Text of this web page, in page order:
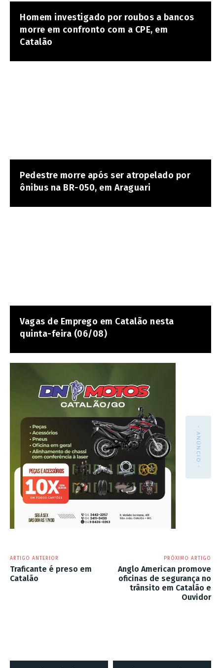
Homem investigado por roubos a bancos
morre em confronto com a CPE, em
Catalão
Pedestre morre após ser atropelado por
ônibus na BR-050, em Araguari
Vagas de Emprego em Catalão nesta
quinta-feira (06/08)
- ANÚNCIO -
ARTIGO ANTERIOR
Traficante é preso em
Catalão
PRÓXIMO ARTIGO
Anglo American promove
oficinas de segurança no
trânsito em Catalão e
Ouvidor